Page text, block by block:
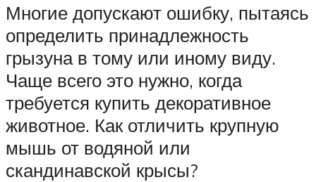
Многие допускают ошибку, пытаясь
определить принадлежность
грызуна в тому или иному виду.
Чаще всего это нужно, когда
требуется купить декоративное
животное. Как отличить крупную
мышь от водяной или
скандинавской крысы?